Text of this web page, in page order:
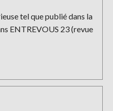
publication :
tel que publié dans la
ENTREVOUS 23 (revue